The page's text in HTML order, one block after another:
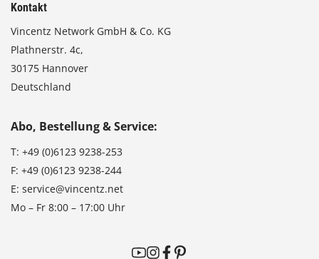
Kontakt
Vincentz Network GmbH & Co. KG
Plathnerstr. 4c,
30175 Hannover
Deutschland
Abo, Bestellung & Service:
T: +49 (0)6123 9238-253
F: +49 (0)6123 9238-244
E: service@vincentz.net
Mo – Fr 8:00 – 17:00 Uhr